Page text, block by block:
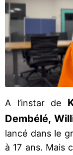
A l’instar de
Dembélé,
lancé dans le
à 17 ans. Mais